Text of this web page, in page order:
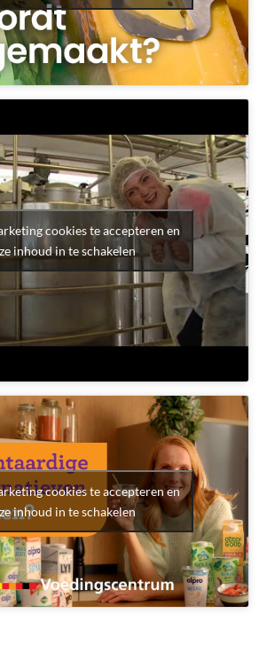
cookies te accepteren en
inhoud in te schakelen
cookies te accepteren en
inhoud in te schakelen